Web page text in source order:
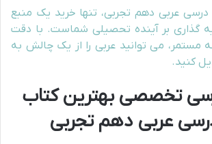
عربی دهم تجربی، تنها خرید یک منبع
گذاری بر آینده تحصیلی شماست. با دقت
مستمر، می توانید عربی را از یک چالش به
کنید.
تخصصی بهترین کتاب
عربی دهم تجربی